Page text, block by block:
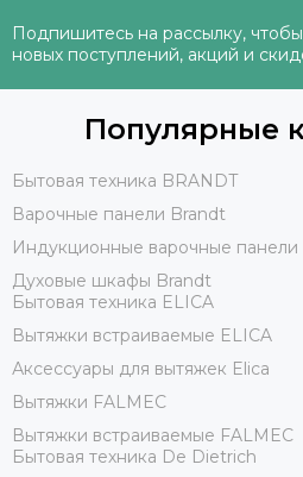
Подпишитесь на рассылку,
новых поступлений, акций и
Популярные
Бытовая техника BRANDT
Варочные панели Brandt
Индукционные варочные панели
Духовые шкафы Brandt
Бытовая техника ELICA
Вытяжки встраиваемые ELICA
Аксессуары для вытяжек Elica
Вытяжки FALMEC
Вытяжки встраиваемые FALMEC
Бытовая техника De Dietrich